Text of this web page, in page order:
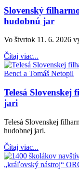
Slovenský
hudobnú jar
Vo štvrtok 11. 6. 2026
Čítaj viac...
Telesá
jari
Telesá Slovenskej
hudobnej jari.
Čítaj viac...